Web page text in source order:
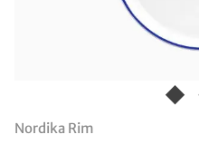
Nordika Rim